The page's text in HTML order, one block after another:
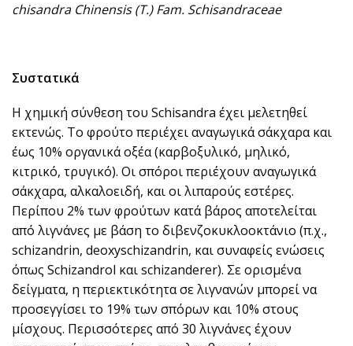
chisandra Chinensis(Τ.)Fam. Schisandraceae
Συστατικά
Η χημική σύνθεση του Schisandra έχει μελετηθεί
εκτενώς. Το φρούτο περιέχει αναγωγικά σάκχαρα και
έως 10% οργανικά οξέα (καρβοξυλικό, μηλικό,
κιτρικό, τρυγικό). Οι σπόροι περιέχουν αναγωγικά
σάκχαρα, αλκαλοειδή, και οι λιπαρούς εστέρες.
Περίπου 2% των φρούτων κατά βάρος αποτελείται
από λιγνάνες με βάση το διβενζοκυκλοοκτάνιο (π.χ.,
schizandrin, deoxyschizandrin, και συναφείς ενώσεις
όπως Schizandrol και schizanderer). Σε ορισμένα
δείγματα, η περιεκτικότητα σε λιγνανών μπορεί να
προσεγγίσει το 19% των σπόρων και 10% στους
μίσχους. Περισσότερες από 30 λιγνάνες έχουν